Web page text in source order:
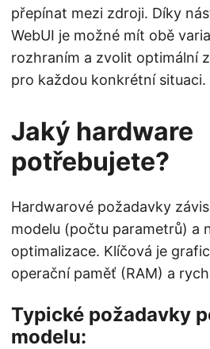
přepínat mezi zdroji. Díky
WebUI je možné mít obě
rozhraním a zvolit optimální
pro každou konkrétní situaci.
Jaký hardware
potřebujete?
Hardwarové požadavky
modelu (počtu parametrů) a
optimalizace. Klíčová je
operační paměť (RAM) a
Typické požadavky
modelu: